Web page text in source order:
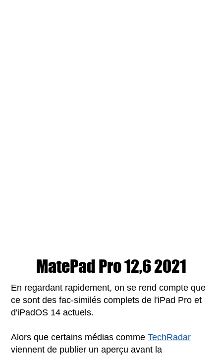
MatePad Pro 12,6 2021
En regardant rapidement, on se rend compte que
ce sont des fac-similés complets de l'iPad Pro et
d'iPadOS 14 actuels.
Alors que certains médias commeTechRadar
viennent de publier un aperçu avant la